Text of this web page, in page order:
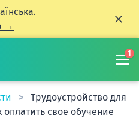
→
1
Трудоустройство для
свое обучение